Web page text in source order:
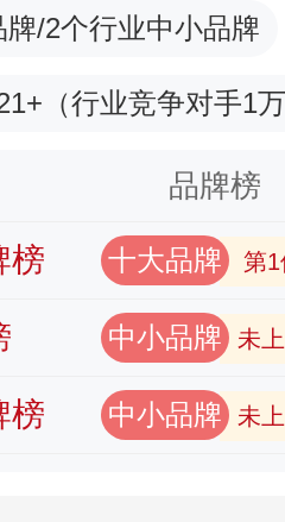
/2个行业中小品牌
（行业竞争对手1
品牌榜
榜 十大品牌 第1
中小品牌 未
榜 中小品牌 未